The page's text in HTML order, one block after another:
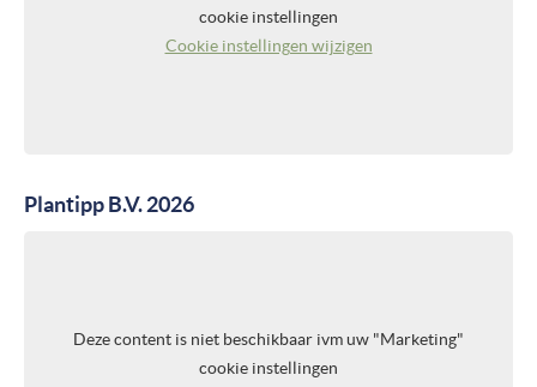
cookie instellingen
Cookie instellingen wijzigen
Plantipp B.V. 2026
Deze content is niet beschikbaar ivm uw "Marketing"
cookie instellingen